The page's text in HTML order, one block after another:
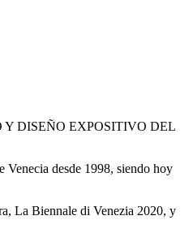
DISEÑO EXPOSITIVO DEL
desde 1998, siendo hoy
La Biennale di Venezia 2020, y